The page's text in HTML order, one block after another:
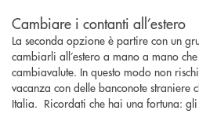
Cambiare i contanti all’estero
La seconda opzione è partire con un
cambiarli all’estero a mano a mano
cambiavalute. In questo modo non
vacanza con delle banconote straniere
Italia. Ricordati che hai una fortuna: